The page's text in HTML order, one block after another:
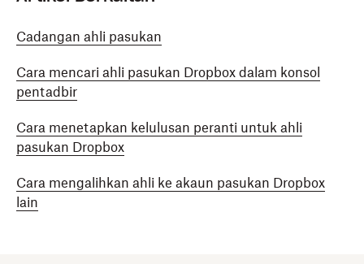
Cadangan ahli pasukan
Cara mencari ahli pasukan Dropbox dalam konsol
pentadbir
Cara menetapkan kelulusan peranti untuk ahli
pasukan Dropbox
Cara mengalihkan ahli ke akaun pasukan Dropbox
lain